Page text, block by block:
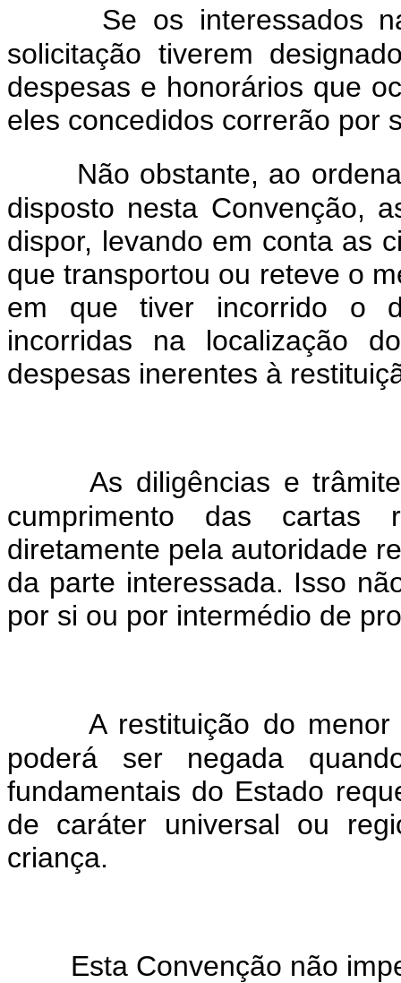
Se os interessados
solicitação tiverem
despesas e honorários que
eles concedidos correrão por
Não obstante, ao
disposto nesta Convenção,
dispor, levando em conta as
que transportou ou reteve o
em que tiver incorrido o
incorridas na localização
despesas inerentes à
As diligências e
cumprimento das cartas
diretamente pela autoridade
da parte interessada. Isso
por si ou por intermédio de
A restituição do
poderá ser negada
fundamentais do Estado
de caráter universal ou
criança.
Esta Convenção não